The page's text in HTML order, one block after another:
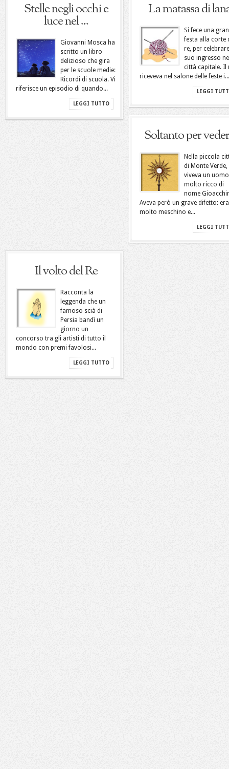
Stelle negli occhi e
luce nel ...
Giovanni Mosca ha
scritto un libro
delizioso che gira
per le scuole medie:
Ricordi di scuola. Vi
riferisce un episodio di quando...
LEGGI TUTTO
La matassa di
Si fece una gran
festa alla corte
re, per
suo ingresso
città capitale. Il
riceveva nel salone delle feste i...
LEGGI
Soltanto per
Nella piccola
di Monte Verde,
viveva un uomo
molto ricco di
nome
Aveva però un grave difetto: era
molto meschino e...
LEGGI
Il volto del Re
Racconta la
leggenda che un
famoso scià di
Persia bandì un
giorno un
concorso tra gli artisti di tutto il
mondo con premi favolosi...
LEGGI TUTTO